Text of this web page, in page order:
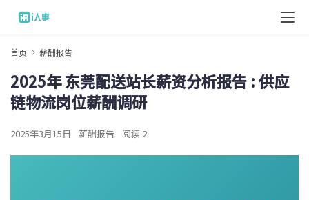
首页 薪酬报告
2025年 东莞配送站长薪资分析报告 : 供应
链物流岗位薪酬调研
2025年3月15日 薪酬报告 阅读 2